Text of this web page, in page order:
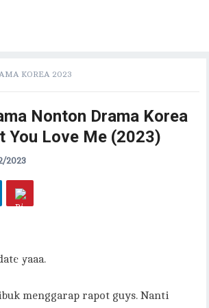
KOREA 2023
Nonton Drama Korea
You Love Me (2023)
2023
yaaa.
menggarap rapot guys. Nanti